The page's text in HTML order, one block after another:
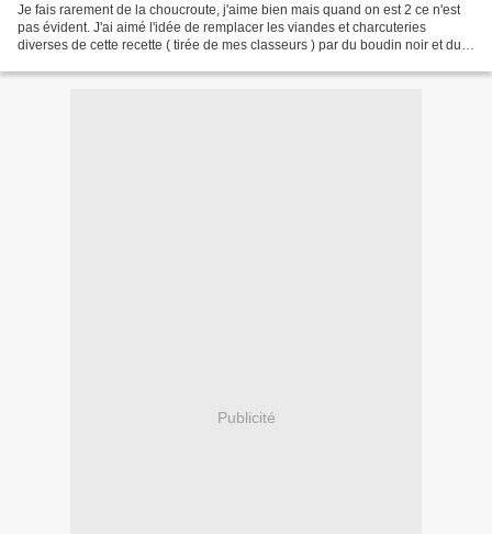
Je fais rarement de la choucroute, j'aime bien mais quand on est 2 ce n'est
pas évident. J'ai aimé l'idée de remplacer les viandes et charcuteries
diverses de cette recette ( tirée de mes classeurs ) par du boudin noir et du
Publicité